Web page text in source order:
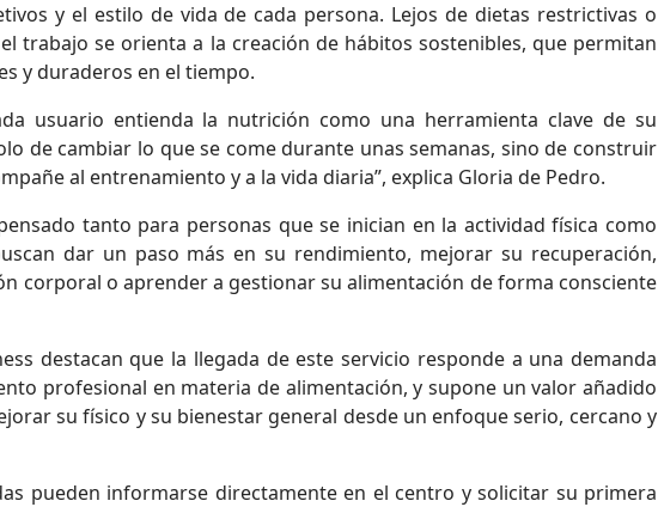
y el estilo de vida de cada persona. Lejos de dietas restrictivas o
trabajo se orienta a la creación de hábitos sostenibles, que permitan
y duraderos en el tiempo.
usuario entienda la nutrición como una herramienta clave de su
de cambiar lo que se come durante unas semanas, sino de construir
al entrenamiento y a la vida diaria”, explica Gloria de Pedro.
tanto para personas que se inician en la actividad física como
dar un paso más en su rendimiento, mejorar su recuperación,
corporal o aprender a gestionar su alimentación de forma consciente
destacan que la llegada de este servicio responde a una demanda
profesional en materia de alimentación, y supone un valor añadido
su físico y su bienestar general desde un enfoque serio, cercano y
pueden informarse directamente en el centro y solicitar su primera